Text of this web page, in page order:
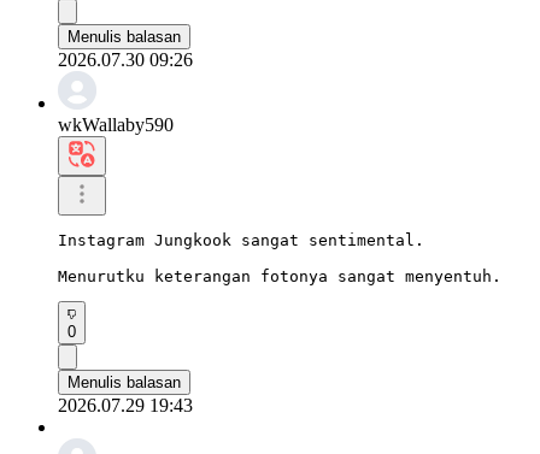
Menulis balasan
2026.07.30 09:26
wkWallaby590
Instagram Jungkook sangat sentimental.
Menurutku keterangan fotonya sangat menyentuh.
0
Menulis balasan
2026.07.29 19:43